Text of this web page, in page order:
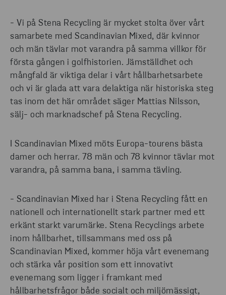
- Vi på Stena Recycling är mycket stolta över vårt
samarbete med Scandinavian Mixed, där kvinnor
och män tävlar mot varandra på samma villkor för
första gången i golfhistorien. Jämställdhet och
mångfald är viktiga delar i vårt hållbarhetsarbete
och vi är glada att vara delaktiga när historiska steg
tas inom det här området säger Mattias Nilsson,
sälj- och marknadschef på Stena Recycling.
I Scandinavian Mixed möts Europa-tourens bästa
damer och herrar. 78 män och 78 kvinnor tävlar mot
varandra, på samma bana, i samma tävling.
- Scandinavian Mixed har i Stena Recycling fått en
nationell och internationellt stark partner med ett
erkänt starkt varumärke. Stena Recyclings arbete
inom hållbarhet, tillsammans med oss på
Scandinavian Mixed, kommer höja vårt evenemang
och stärka vår position som ett innovativt
evenemang som ligger i framkant med
hållbarhetsfrågor både socialt och miljömässigt,